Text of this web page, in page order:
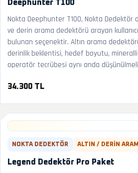
Deephunter T100
Nokta Deephunter T100, Nokta Dedektör
ve derin arama dedektörü arayan
bulunan seçenektir. Altın arama
derinlik beklentisi, hedef boyutu,
operatör tecrübesi aynı anda
34.300 TL
NOKTA DEDEKTÖR ALTIN / DERIN
Legend Dedektör Pro Paket